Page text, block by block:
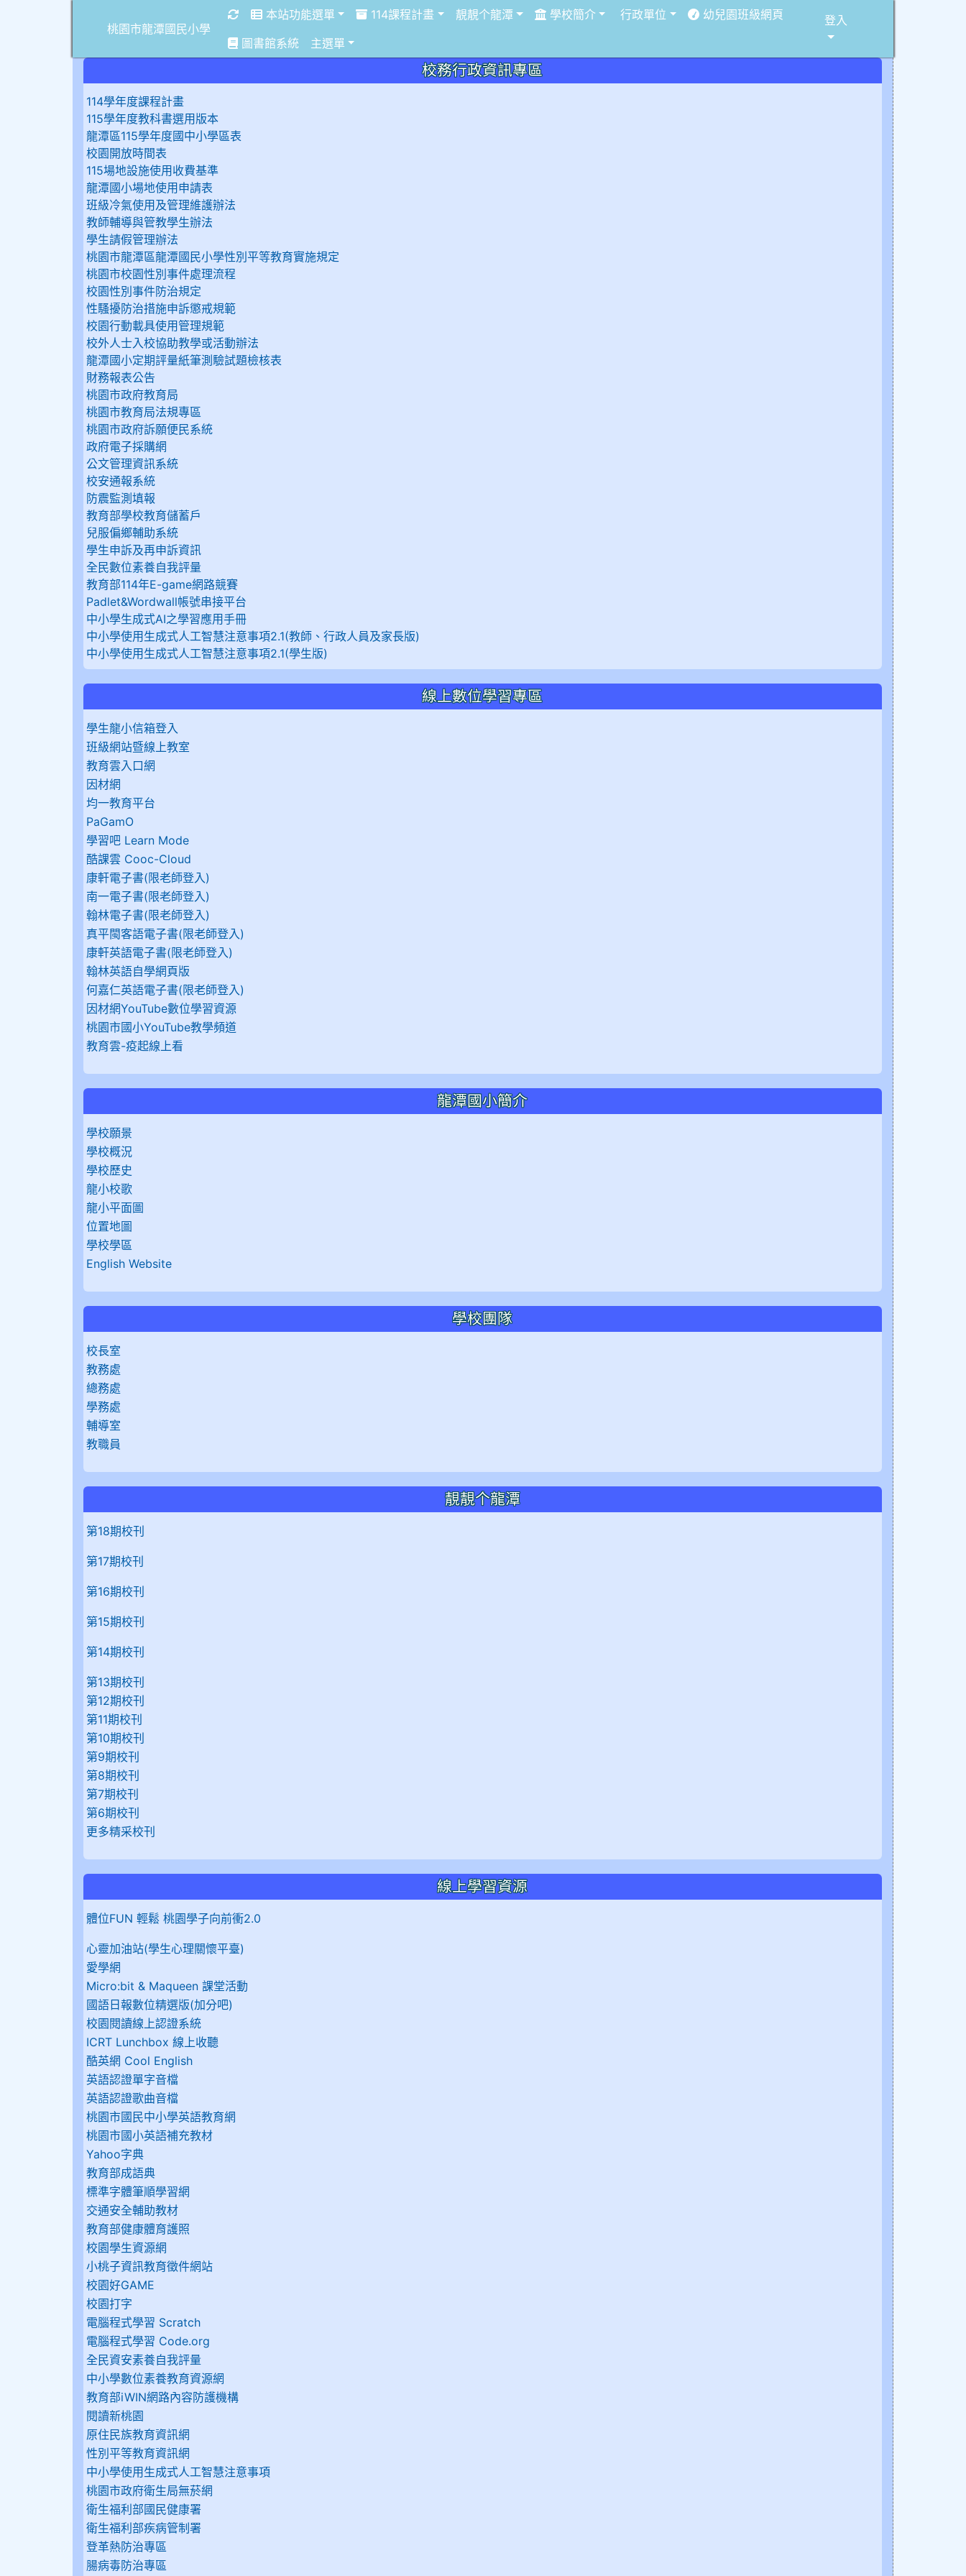
桃園市龍潭國民小學
重新取得佈景設定
本站功能選單 114課程計畫 靚靚个龍潭 學校簡介 行政單位
幼兒園班級網頁
圖書館系統
主選單
登入
校務行政資訊專區
114學年度課程計畫
115學年度教科書選用版本
龍潭區115學年度國中小學區表
校園開放時間表
115場地設施使用收費基準
龍潭國小場地使用申請表
班級冷氣使用及管理維護辦法
教師輔導與管教學生辦法
學生請假管理辦法
桃園市龍潭區龍潭國民小學性別平等教育實施規定
桃園市校園性別事件處理流程
校園性別事件防治規定
性騷擾防治措施申訴懲戒規範
校園行動載具使用管理規範
校外人士入校協助教學或活動辦法
龍潭國小定期評量紙筆測驗試題檢核表
財務報表公告
桃園市政府教育局
桃園市教育局法規專區
桃園市政府訴願便民系統
政府電子採購網
公文管理資訊系統
校安通報系統
防震監測填報
教育部學校教育儲蓄戶
兒服偏鄉輔助系統
學生申訴及再申訴資訊
全民數位素養自我評量
教育部114年E-game網路競賽
Padlet&Wordwall帳號串接平台
中小學生成式AI之學習應用手冊
中小學使用生成式人工智慧注意事項2.1(教師、行政人員及家長版)
中小學使用生成式人工智慧注意事項2.1(學生版)
線上數位學習專區
學生龍小信箱登入
班級網站暨線上教室
教育雲入口網
因材網
均一教育平台
PaGamO
學習吧 Learn Mode
酷課雲 Cooc-Cloud
康軒電子書(限老師登入)
南一電子書(限老師登入)
翰林電子書(限老師登入)
真平閩客語電子書(限老師登入)
康軒英語電子書(限老師登入)
翰林英語自學網頁版
何嘉仁英語電子書(限老師登入)
因材網YouTube數位學習資源
桃園市國小YouTube教學頻道
教育雲-疫起線上看
龍潭國小簡介
學校願景
學校概況
學校歷史
龍小校歌
龍小平面圖
位置地圖
學校學區
English Website
學校團隊
校長室
教務處
總務處
學務處
輔導室
教職員
靚靚个龍潭
第18期校刊
第17期校刊
第16期校刊
第15期校刊
第14期校刊
第13期校刊
第12期校刊
第11期校刊
第10期校刊
第9期校刊
第8期校刊
第7期校刊
第6期校刊
更多精采校刊
線上學習資源
體位FUN 輕鬆 桃園學子向前衝2.0
心靈加油站(學生心理關懷平臺)
愛學網
Micro:bit & Maqueen 課堂活動
國語日報數位精選版(加分吧)
校園閱讀線上認證系統
ICRT Lunchbox 線上收聽
酷英網 Cool English
英語認證單字音檔
英語認證歌曲音檔
桃園市國民中小學英語教育網
桃園市國小英語補充教材
Yahoo字典
教育部成語典
標準字體筆順學習網
交通安全輔助教材
教育部健康體育護照
校園學生資源網
小桃子資訊教育徵件網站
校園好GAME
校園打字
電腦程式學習 Scratch
電腦程式學習 Code.org
全民資安素養自我評量
中小學數位素養教育資源網
教育部iWIN網路內容防護機構
閱讀新桃園
原住民族教育資訊網
性別平等教育資訊網
中小學使用生成式人工智慧注意事項
桃園市政府衛生局無菸網
衛生福利部國民健康署
衛生福利部疾病管制署
登革熱防治專區
腸病毒防治專區